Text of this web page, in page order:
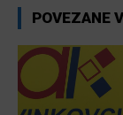
POVEZANE